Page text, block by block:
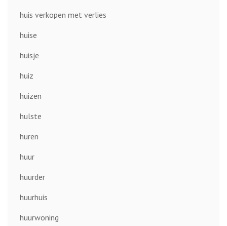
huis verkopen met verlies
huise
huisje
huiz
huizen
hulste
huren
huur
huurder
huurhuis
huurwoning